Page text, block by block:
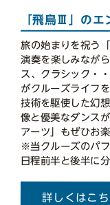
「飛鳥Ⅲ」のエ
旅の始まりを祝う
演奏を楽しみなが
ス、クラシック・
がクルーズライフ
技術を駆使した幻
像と優美なダンス
アーツ」もぜひお
※当クルーズのパ
日程前半と後半に
詳しくはこち